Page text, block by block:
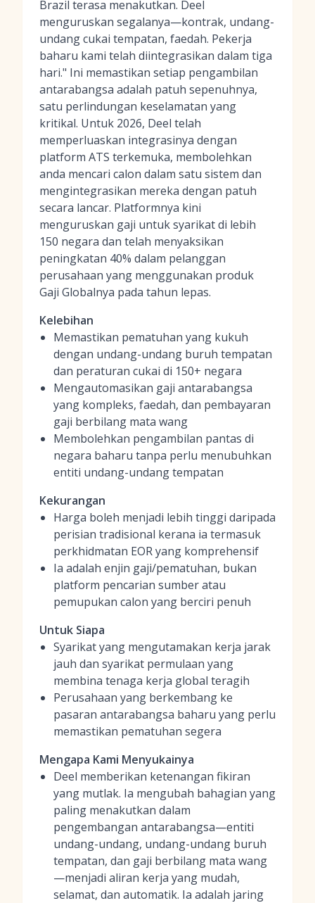
Brazil terasa menakutkan. Deel
menguruskan segalanya—kontrak, undang-
undang cukai tempatan, faedah. Pekerja
baharu kami telah diintegrasikan dalam tiga
hari." Ini memastikan setiap pengambilan
antarabangsa adalah patuh sepenuhnya,
satu perlindungan keselamatan yang
kritikal. Untuk 2026, Deel telah
memperluaskan integrasinya dengan
platform ATS terkemuka, membolehkan
anda mencari calon dalam satu sistem dan
mengintegrasikan mereka dengan patuh
secara lancar. Platformnya kini
menguruskan gaji untuk syarikat di lebih
150 negara dan telah menyaksikan
peningkatan 40% dalam pelanggan
perusahaan yang menggunakan produk
Gaji Globalnya pada tahun lepas.
Kelebihan
Memastikan pematuhan yang kukuh
dengan undang-undang buruh tempatan
dan peraturan cukai di 150+ negara
Mengautomasikan gaji antarabangsa
yang kompleks, faedah, dan pembayaran
gaji berbilang mata wang
Membolehkan pengambilan pantas di
negara baharu tanpa perlu menubuhkan
entiti undang-undang tempatan
Kekurangan
Harga boleh menjadi lebih tinggi daripada
perisian tradisional kerana ia termasuk
perkhidmatan EOR yang komprehensif
Ia adalah enjin gaji/pematuhan, bukan
platform pencarian sumber atau
pemupukan calon yang berciri penuh
Untuk Siapa
Syarikat yang mengutamakan kerja jarak
jauh dan syarikat permulaan yang
membina tenaga kerja global teragih
Perusahaan yang berkembang ke
pasaran antarabangsa baharu yang perlu
memastikan pematuhan segera
Mengapa Kami Menyukainya
Deel memberikan ketenangan fikiran
yang mutlak. Ia mengubah bahagian yang
paling menakutkan dalam
pengembangan antarabangsa—entiti
undang-undang, undang-undang buruh
tempatan, dan gaji berbilang mata wang
—menjadi aliran kerja yang mudah,
selamat, dan automatik. Ia adalah jaring